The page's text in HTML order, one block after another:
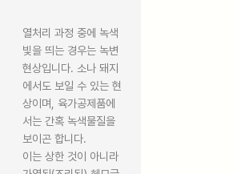
열처리 과정 중에 녹색
빛을 띄는 경우는 녹변
현상입니다. 소나 돼지
에서도 보일 수 있는 현
상이며, 육가공제품에
서는 간혹 녹색물질을
보이곤 합니다.
이는 상한 것이 아니라